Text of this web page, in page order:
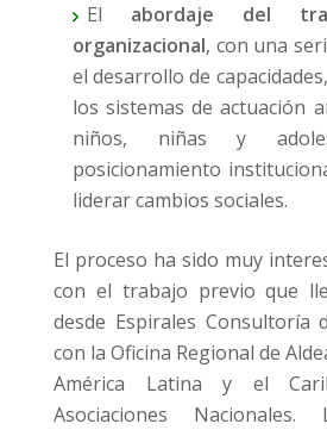
El abordaje del
organizacional, con una
el desarrollo de
los sistemas de actuación
niños, niñas y
posicionamiento
liderar cambios sociales.
El proceso ha sido muy
con el trabajo previo que
desde Espirales Consultoría
con la Oficina Regional de
América Latina y el
Asociaciones Nacionales.